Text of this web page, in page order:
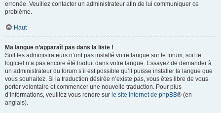
erronée. Veuillez contacter un administrateur afin de lui communiquer ce
problème.
Haut
Ma langue n’apparaît pas dans la liste !
Soit les administrateurs n’ont pas installé votre langue sur le forum, soit le
logiciel n’a pas encore été traduit dans votre langue. Essayez de demander à
un administrateur du forum s’il est possible qu’il puisse installer la langue que
vous souhaitez. Si la traduction désirée n’existe pas, vous êtes libre de vous
porter volontaire et commencer une nouvelle traduction. Pour plus
d’informations, veuillez vous rendre sur le site internet de phpBB® (en
anglais).